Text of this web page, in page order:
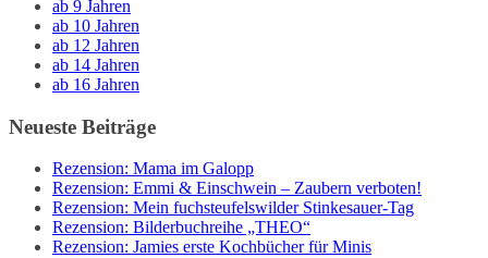
ab 9 Jahren
ab 10 Jahren
ab 12 Jahren
ab 14 Jahren
ab 16 Jahren
Neueste Beiträge
Rezension: Mama im Galopp
Rezension: Emmi & Einschwein – Zaubern verboten!
Rezension: Mein fuchsteufelswilder Stinkesauer-Tag
Rezension: Bilderbuchreihe „THEO“
Rezension: Jamies erste Kochbücher für Minis